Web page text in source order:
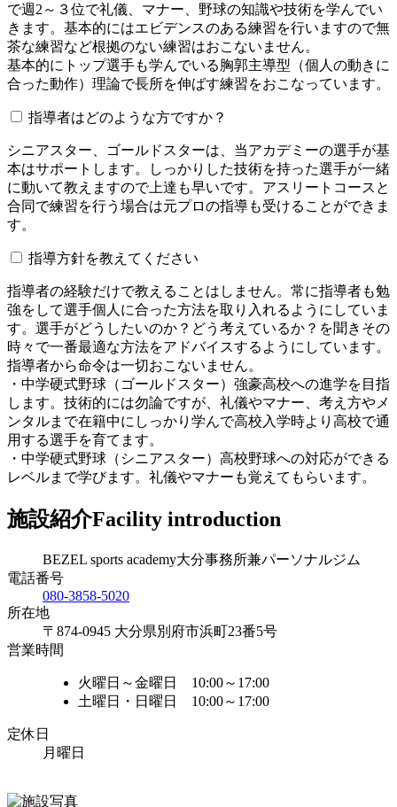
で週2～３位で礼儀、マナー、野球の知識や技術を学んでい
きます。基本的にはエビデンスのある練習を行いますので無
茶な練習など根拠のない練習はおこないません。
基本的にトップ選手も学んでいる胸郭主導型（個人の動きに
合った動作）理論で長所を伸ばす練習をおこなっています。
指導者はどのような方ですか？
シニアスター、ゴールドスターは、当アカデミーの選手が基
本はサポートします。しっかりした技術を持った選手が一緒
に動いて教えますので上達も早いです。アスリートコースと
合同で練習を行う場合は元プロの指導も受けることができま
す。
指導方針を教えてください
指導者の経験だけで教えることはしません。常に指導者も勉
強をして選手個人に合った方法を取り入れるようにしていま
す。選手がどうしたいのか？どう考えているか？を聞きその
時々で一番最適な方法をアドバイスするようにしています。
指導者から命令は一切おこないません。
・中学硬式野球（ゴールドスター）強豪高校への進学を目指
します。技術的には勿論ですが、礼儀やマナー、考え方やメ
ンタルまで在籍中にしっかり学んで高校入学時より高校で通
用する選手を育てます。
・中学硬式野球（シニアスター）高校野球への対応ができる
レベルまで学びます。礼儀やマナーも覚えてもらいます。
施設紹介Facility introduction
BEZEL sports academy大分事務所兼パーソナルジム
電話番号
080-3858-5020
所在地
〒874-0945 大分県別府市浜町23番5号
営業時間
火曜日～金曜日 10:00～17:00
土曜日・日曜日 10:00～17:00
定休日
月曜日